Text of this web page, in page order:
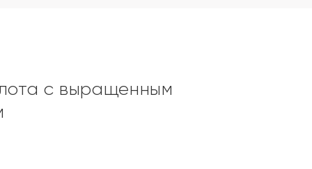
с выращенным